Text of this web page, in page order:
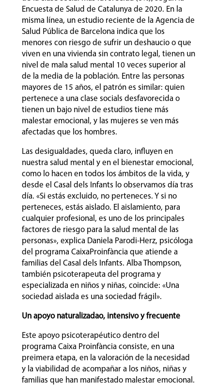
Encuesta de Salud de Catalunya de 2020. En la
misma línea, un estudio reciente de la Agencia de
Salud Pública de Barcelona indica que los
menores con riesgo de sufrir un deshaucio o que
viven en una vivienda sin contrato legal, tienen un
nivel de mala salud mental 10 veces superior al
de la media de la población. Entre las personas
mayores de 15 años, el patrón es similar: quien
pertenece a una clase socials desfavorecida o
tienen un bajo nivel de estudios tiene más
malestar emocional, y las mujeres se ven más
afectadas que los hombres.
Las desigualdades, queda claro, influyen en
nuestra salud mental y en el bienestar emocional,
como lo hacen en todos los ámbitos de la vida, y
desde el Casal dels Infants lo observamos día tras
día. «Si estás excluido, no perteneces. Y si no
perteneces, estás aislado. El aislamiento, para
cualquier profesional, es uno de los principales
factores de riesgo para la salud mental de las
personas», explica Daniela Parodi-Herz, psicóloga
del programa CaixaProinfància que atiende a
familias del Casal dels Infants. Alba Thompson,
también psicoterapeuta del programa y
especializada en niños y niñas, coincide: «Una
sociedad aislada es una sociedad frágil».
Un apoyo naturalizadao, intensivo y frecuente
Este apoyo psicoterapéutico dentro del
programa Caixa Proinfància consiste, en una
preimera etapa, en la valoración de la necesidad
y la viabilidad de acompañar a los niños, niñas y
familias que han manifestado malestar emocional.